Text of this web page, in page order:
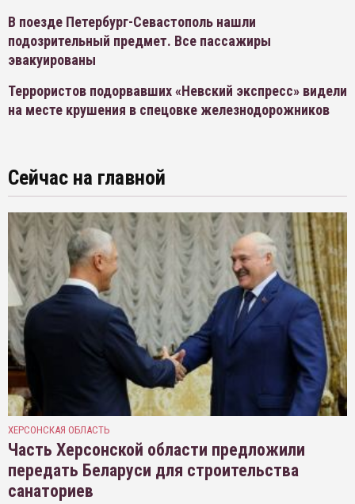
В поезде Петербург-Севастополь нашли
подозрительный предмет. Все пассажиры
эвакуированы
Террористов подорвавших «Невский экспресс» видели
на месте крушения в спецовке железнодорожников
Сейчас на главной
ХЕРСОНСКАЯ ОБЛАСТЬ
Часть Херсонской области предложили
передать Беларуси для строительства
санаториев